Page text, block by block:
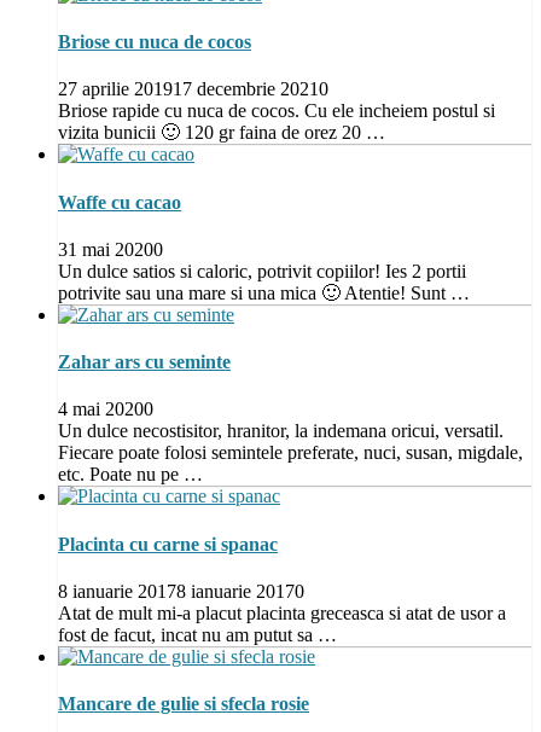
Briose cu nuca de cocos
27 aprilie 201917 decembrie 20210
Briose rapide cu nuca de cocos. Cu ele incheiem postul si
vizita bunicii 🙂 120 gr faina de orez 20 …
Waffe cu cacao
31 mai 20200
Un dulce satios si caloric, potrivit copiilor! Ies 2 portii
potrivite sau una mare si una mica 🙂 Atentie! Sunt …
Zahar ars cu seminte
4 mai 20200
Un dulce necostisitor, hranitor, la indemana oricui, versatil.
Fiecare poate folosi semintele preferate, nuci, susan, migdale,
etc. Poate nu pe …
Placinta cu carne si spanac
8 ianuarie 20178 ianuarie 20170
Atat de mult mi-a placut placinta greceasca si atat de usor a
fost de facut, incat nu am putut sa …
Mancare de gulie si sfecla rosie